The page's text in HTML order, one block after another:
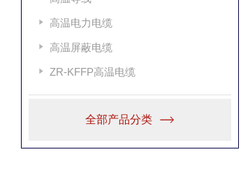
高温电力电缆
高温屏蔽电缆
ZR-KFFP高温电缆
全部产品分类